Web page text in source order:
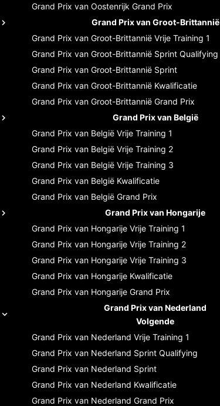
Grand Prix van Oostenrijk Grand Prix
Grand Prix van Groot-Brittannië
Grand Prix van Groot-Brittannië Vrije Training 1
Grand Prix van Groot-Brittannië Sprint Qualifying
Grand Prix van Groot-Brittannië Sprint
Grand Prix van Groot-Brittannië Kwalificatie
Grand Prix van Groot-Brittannië Grand Prix
Grand Prix van België
Grand Prix van België Vrije Training 1
Grand Prix van België Vrije Training 2
Grand Prix van België Vrije Training 3
Grand Prix van België Kwalificatie
Grand Prix van België Grand Prix
Grand Prix van Hongarije
Grand Prix van Hongarije Vrije Training 1
Grand Prix van Hongarije Vrije Training 2
Grand Prix van Hongarije Vrije Training 3
Grand Prix van Hongarije Kwalificatie
Grand Prix van Hongarije Grand Prix
Grand Prix van Nederland
Volgende
Grand Prix van Nederland Vrije Training 1
Grand Prix van Nederland Sprint Qualifying
Grand Prix van Nederland Sprint
Grand Prix van Nederland Kwalificatie
Grand Prix van Nederland Grand Prix